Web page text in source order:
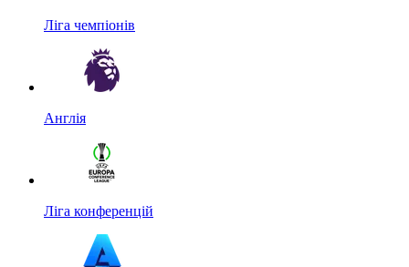
Ліга чемпіонів
Англія
Ліга конференцій